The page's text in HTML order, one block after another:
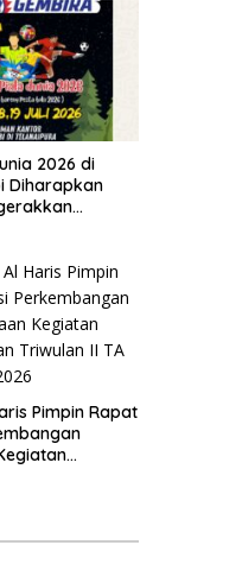
2026 di
Diharapkan
Pimpin Rapat